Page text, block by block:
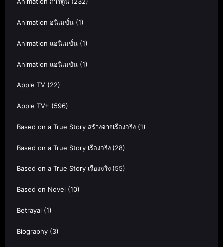
Animation อนิเมชั่น (1)
Animation แอนิเมชั่น (1)
Animation แอนิเมชัน (1)
Apple TV (22)
Apple TV+ (596)
Based on a True Story สร้างจากเรื่องจริง (1)
Based on a True Story เรื่องจริง (28)
Based on a True Story เรื่องจริง (55)
Based on Novel (10)
Betrayal (1)
Biography (3)